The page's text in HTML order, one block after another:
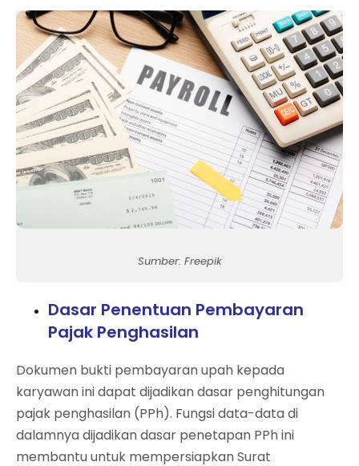
Sumber: Freepik
Dasar Penentuan Pembayaran
Pajak Penghasilan
Dokumen bukti pembayaran upah kepada
karyawan ini dapat dijadikan dasar penghitungan
pajak penghasilan (PPh). Fungsi data-data di
dalamnya dijadikan dasar penetapan PPh ini
membantu untuk mempersiapkan Surat